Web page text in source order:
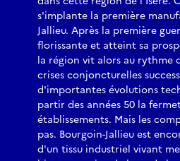
s'implante la première
Jallieu. Après la première
florissante et atteint sa
la région vit alors au rythme
crises conjoncturelles
d'importantes évolutions
partir des années 50 la
établissements. Mais les
pas. Bourgoin-Jallieu est
d'un tissu industriel vivant